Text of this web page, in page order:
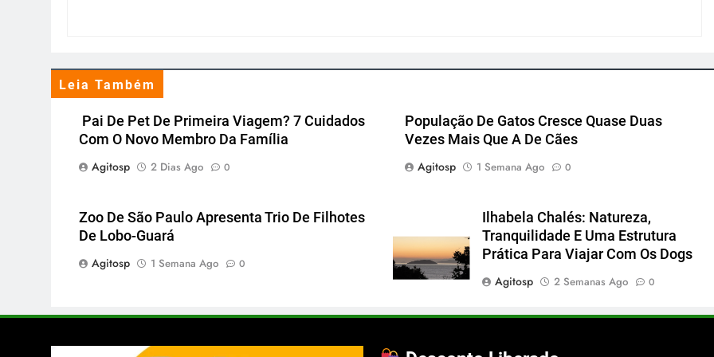
Leia Também
Pai De Pet De Primeira Viagem? 7 Cuidados
Com O Novo Membro Da Família
Agitosp
2 Dias Ago 0
População De Gatos Cresce Quase Duas
Vezes Mais Que A De Cães
Agitosp
1 Semana Ago 0
Zoo De São Paulo Apresenta Trio De Filhotes
De Lobo-Guará
Agitosp
1 Semana Ago 0
Ilhabela Chalés: Natureza,
Tranquilidade E Uma Estrutura
Prática Para Viajar Com Os Dogs
Agitosp
2 Semanas Ago 0